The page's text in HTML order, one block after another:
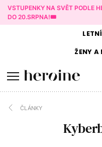
VSTUPENKY NA SVĚT PODLE
DO 20.SRPNA!🎟️
LETNÍ
ŽENY A
ČLÁNKY